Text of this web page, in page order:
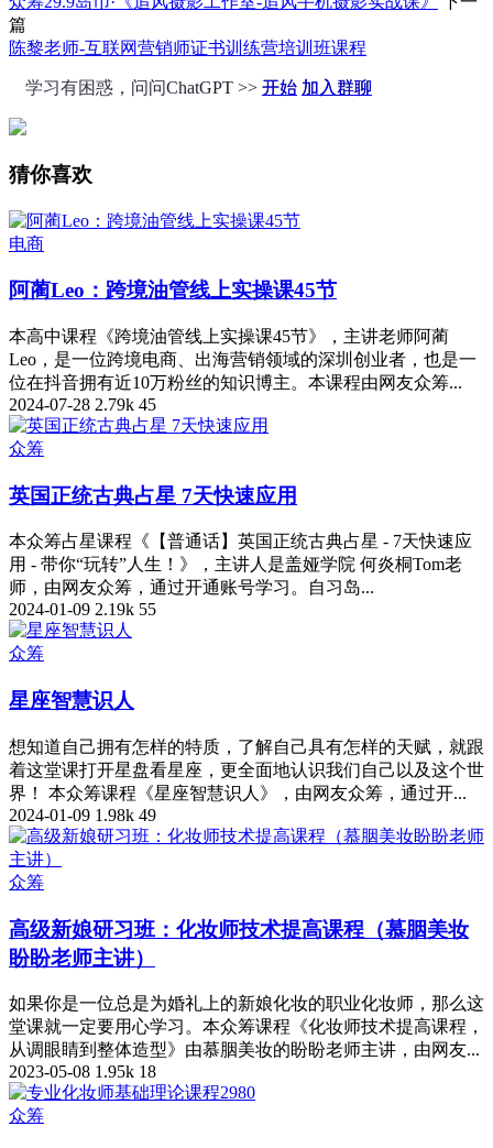
篇
陈黎老师-互联网营销师证书训练营培训班课程
学习有困惑，问问ChatGPT >> 开始 加入群聊
猜你喜欢
电商
阿蔺Leo：跨境油管线上实操课45节
本高中课程《跨境油管线上实操课45节》，主讲老师阿蔺
Leo，是一位跨境电商、出海营销领域的深圳创业者，也是一
位在抖音拥有近10万粉丝的知识博主。本课程由网友众筹...
2024-07-28 2.79k 45
众筹
英国正统古典占星 7天快速应用
本众筹占星课程《【普通话】英国正统古典占星 - 7天快速应
用 - 带你“玩转”人生！》，主讲人是盖娅学院 何炎桐Tom老
师，由网友众筹，通过开通账号学习。自习岛...
2024-01-09 2.19k 55
众筹
星座智慧识人
想知道自己拥有怎样的特质，了解自己具有怎样的天赋，就跟
着这堂课打开星盘看星座，更全面地认识我们自己以及这个世
界！ 本众筹课程《星座智慧识人》，由网友众筹，通过开...
2024-01-09 1.98k 49
众筹
高级新娘研习班：化妆师技术提高课程（慕胭美妆
盼盼老师主讲）
如果你是一位总是为婚礼上的新娘化妆的职业化妆师，那么这
堂课就一定要用心学习。本众筹课程《化妆师技术提高课程，
从调眼睛到整体造型》由慕胭美妆的盼盼老师主讲，由网友...
2023-05-08 1.95k 18
众筹